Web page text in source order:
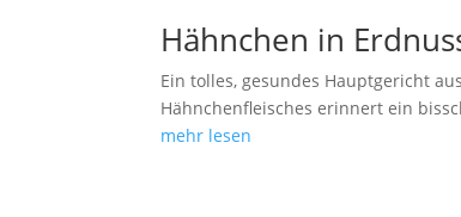
Hähnchen in
Ein tolles, gesundes Hauptgericht
Hähnchenfleisches erinnert ein
mehr lesen